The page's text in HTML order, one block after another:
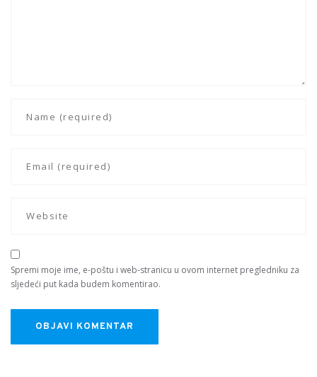
Spremi moje ime, e-poštu i web-stranicu u ovom internet pregledniku za
sljedeći put kada budem komentirao.